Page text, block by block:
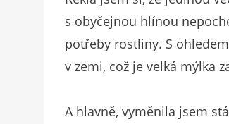
s obyčejnou hlínou
potřeby rostliny. S
v zemi, což je velká mýlka
A hlavně, vyměnila jsem